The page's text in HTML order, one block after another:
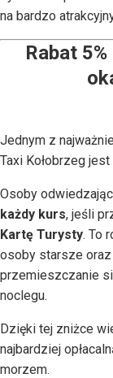
na bardzo
Rabat
Jednym z
Taxi Kołobrzeg jest
Osoby
każdy kurs, jeśli
Kartę Turysty. To
osoby starsze
przemieszczanie
noclegu.
Dzięki tej zniżce
najbardziej
morzem.